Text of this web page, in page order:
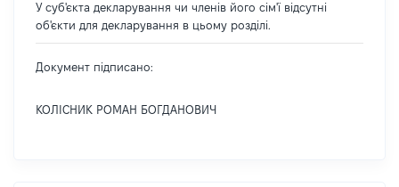
У суб'єкта декларування чи членів його сім'ї відсутні
об'єкти для декларування в цьому розділі.
Документ підписано:
КОЛІСНИК РОМАН БОГДАНОВИЧ